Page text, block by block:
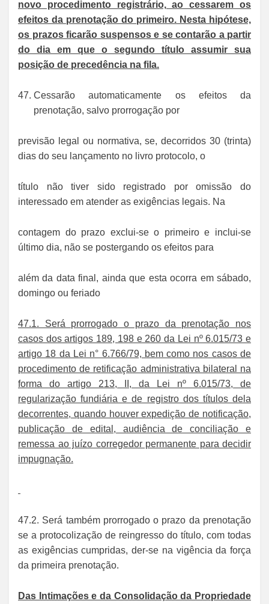
novo procedimento registrário, ao cessarem os
efeitos da prenotação do primeiro. Nesta hipótese,
os prazos ficarão suspensos e se contarão a partir
do dia em que o segundo título assumir sua
posição de precedência na fila.
Cessarão automaticamente os efeitos da
prenotação, salvo prorrogação por
previsão legal ou normativa, se, decorridos 30 (trinta)
dias do seu lançamento no livro protocolo, o
título não tiver sido registrado por omissão do
interessado em atender as exigências legais. Na
contagem do prazo exclui-se o primeiro e inclui-se
último dia, não se postergando os efeitos para
além da data final, ainda que esta ocorra em sábado,
domingo ou feriado
47.1. Será prorrogado o prazo da prenotação nos
casos dos artigos 189, 198 e 260 da Lei nº 6.015/73 e
artigo 18 da Lei n° 6.766/79, bem como nos casos de
procedimento de retificação administrativa bilateral na
forma do artigo 213, II, da Lei nº 6.015/73, de
regularização fundiária e de registro dos títulos dela
decorrentes, quando houver expedição de notificação,
publicação de edital, audiência de conciliação e
remessa ao juízo corregedor permanente para decidir
impugnação.
47.2. Será também prorrogado o prazo da prenotação
se a protocolização de reingresso do título, com todas
as exigências cumpridas, der-se na vigência da força
da primeira prenotação.
Das Intimações e da Consolidação da Propriedade